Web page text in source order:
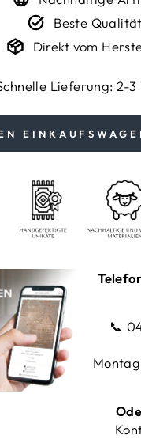
Beste Qualität
Direkt vom
Lieferung: 2-
📞